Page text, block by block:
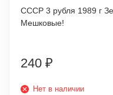
СССР 3 рубля 1989 г Землетрясение в Армении
Мешковые!
240 ₽
Нет в наличии